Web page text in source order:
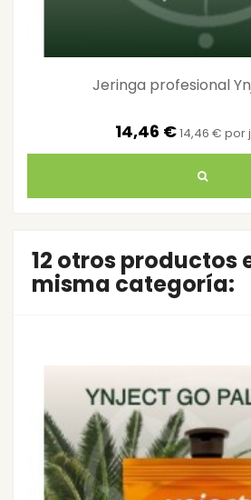
Jeringa profesional
14,46 €14,46 € por
12 otros productos
misma categoría: